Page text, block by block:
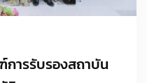
การรับรองสถาบัน